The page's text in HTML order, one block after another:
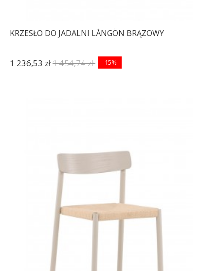
KRZESŁO DO JADALNI LÅNGÖN BRĄZOWY
1 236,53 zł1 454,74 zł -15%